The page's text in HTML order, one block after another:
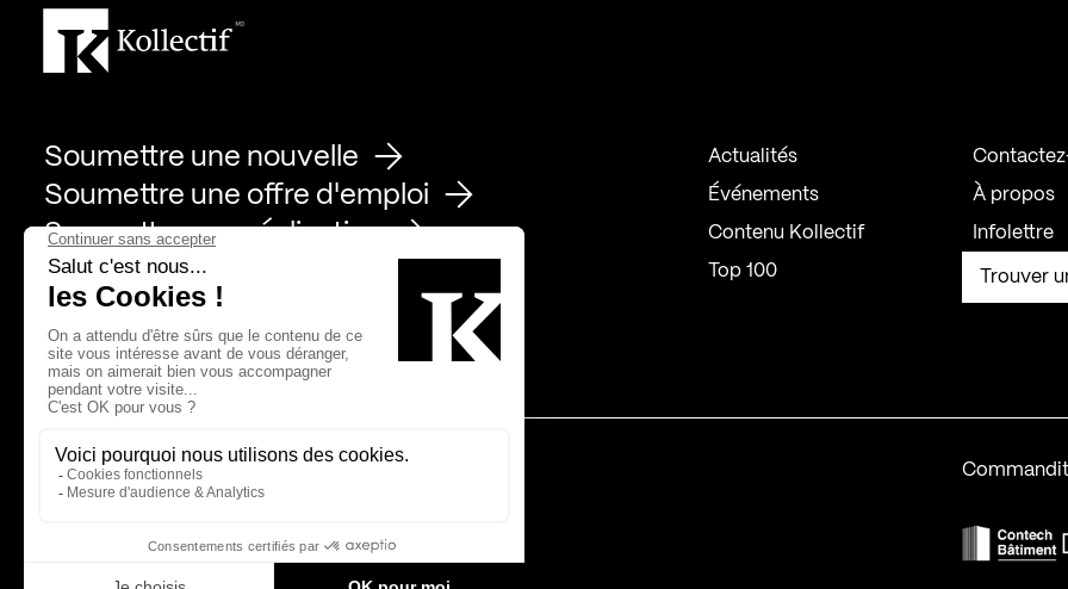
Soumettre une nouvelle
Soumettre une offre d'emploi
Soumettre une réalisation
Actualités
Événements
Contenu Kollectif
Top 100
À propos
Infolettre
Trouver
Page Facebook de Kollectif
Page Instagram de Kollectif
Page Linkedin de Kollectif
Partenaires
Bâtiment-Durable-Québec-1
Esquisses-1 MP-1